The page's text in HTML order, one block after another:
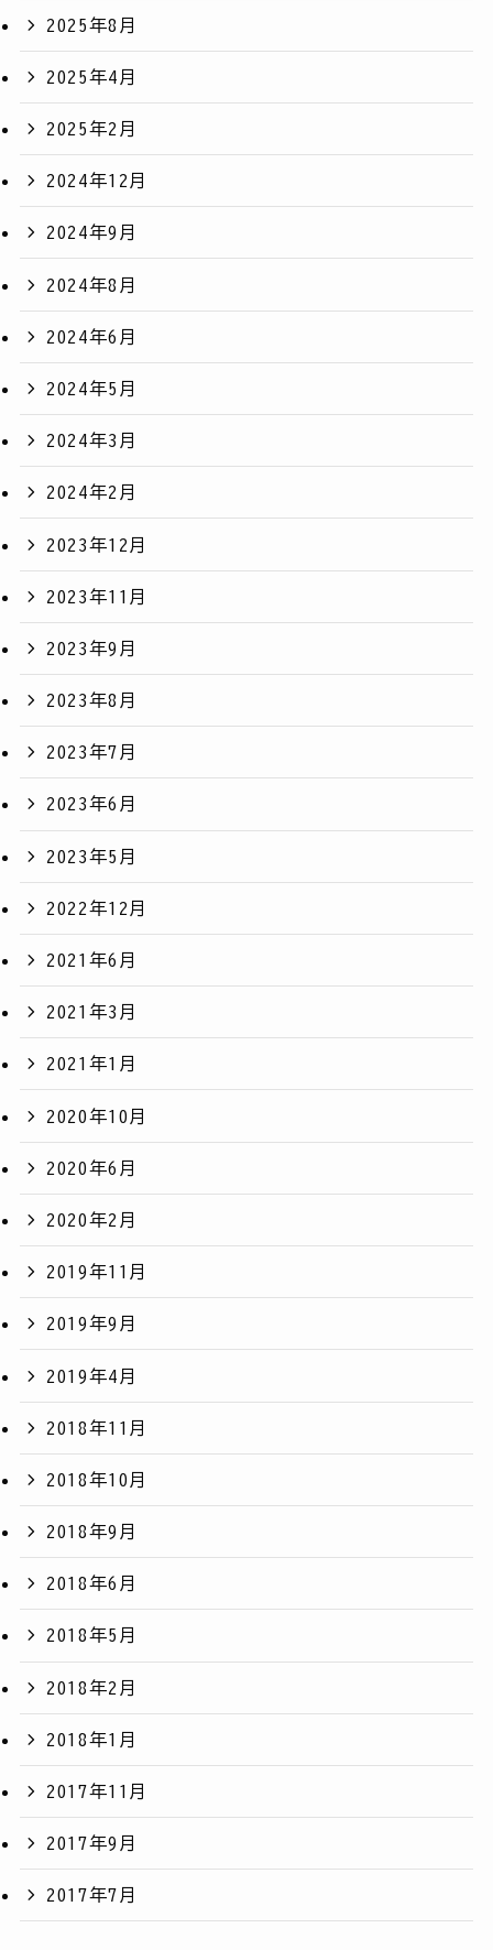
2025年8月
2025年4月
2025年2月
2024年12月
2024年9月
2024年8月
2024年6月
2024年5月
2024年3月
2024年2月
2023年12月
2023年11月
2023年9月
2023年8月
2023年7月
2023年6月
2023年5月
2022年12月
2021年6月
2021年3月
2021年1月
2020年10月
2020年6月
2020年2月
2019年11月
2019年9月
2019年4月
2018年11月
2018年10月
2018年9月
2018年6月
2018年5月
2018年2月
2018年1月
2017年11月
2017年9月
2017年7月